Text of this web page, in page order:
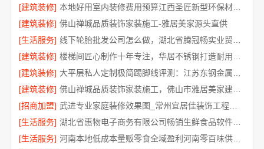
[建筑装修]
本地好用室内装修费用预算江西圣匠新型环保材料有限公司
[建筑装修] 佛山禅城品质装饰家装施工-雅居美家源头直供
[生活服务]
[建筑装修]
[建筑装修]
[建筑装修]
佛山禅城品质装饰家装施工，佛山市雅居美家建筑装饰工程有限公司
[招商加盟]
武进专业家庭装修效果图_常州宜居佳装饰工程有限公司
[生活服务]
湖北省惠物电子商务有限公司畅销生鲜食品软件功能解析
[生活服务]
河南本地低成本量贩零食全域盈利河南零百味供应链有限公司